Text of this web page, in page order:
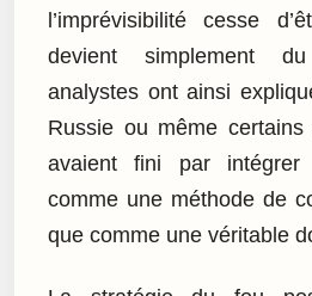
l’imprévisibilité cesse
devient simplement
analystes ont ainsi
Russie ou même certains
avaient fini par intégrer
comme une méthode de
que comme une véritable